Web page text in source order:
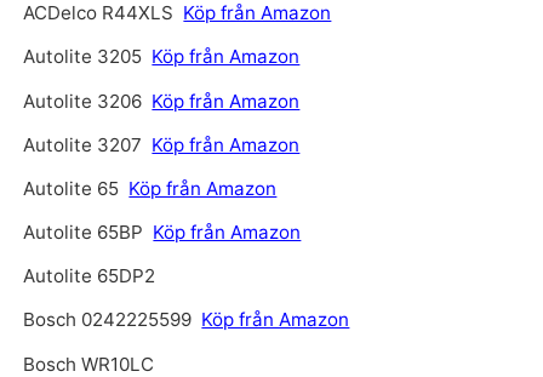
ACDelco R44XLS Köp från Amazon
Autolite 3205 Köp från Amazon
Autolite 3206 Köp från Amazon
Autolite 3207 Köp från Amazon
Autolite 65 Köp från Amazon
Autolite 65BP Köp från Amazon
Autolite 65DP2
Bosch 0242225599 Köp från Amazon
Bosch WR10LC